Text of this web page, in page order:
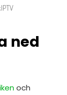
ned
och